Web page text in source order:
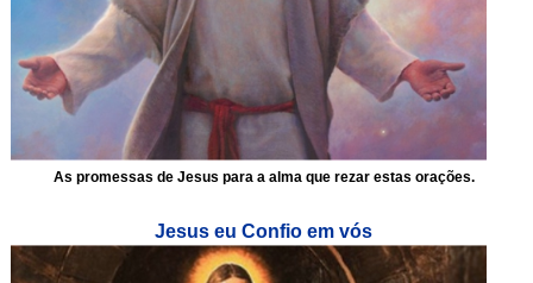
As promessas de Jesus para a alma que rezar estas orações.
Jesus eu Confio em vós